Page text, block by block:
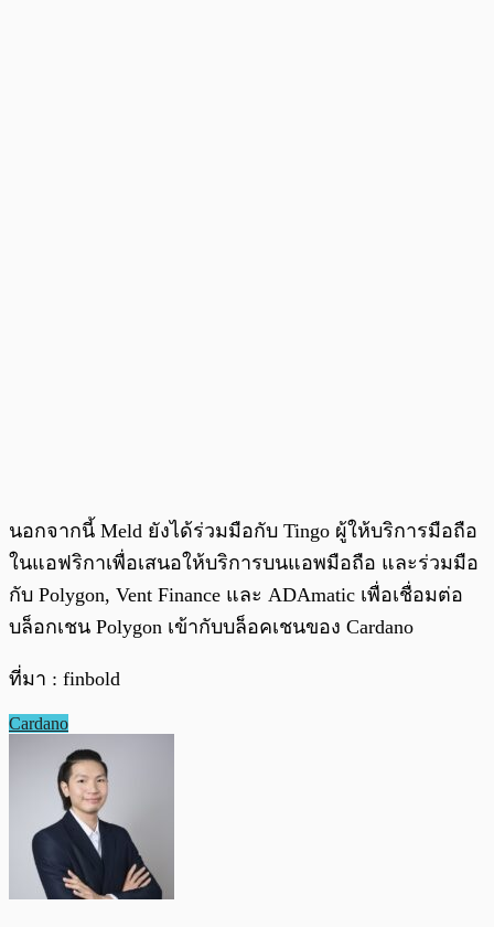
นอกจากนี้ Meld ยังได้ร่วมมือกับ Tingo ผู้ให้บริการมือถือ
ในแอฟริกาเพื่อเสนอให้บริการบนแอพมือถือ และร่วมมือ
กับ Polygon, Vent Finance และ ADAmatic เพื่อเชื่อมต่อ
บล็อกเชน Polygon เข้ากับบล็อคเชนของ Cardano
ที่มา : finbold
Cardano